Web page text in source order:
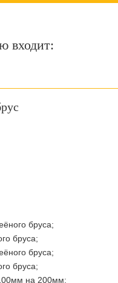
входит:
бруса;
бруса;
бруса;
бруса;
на 200мм;